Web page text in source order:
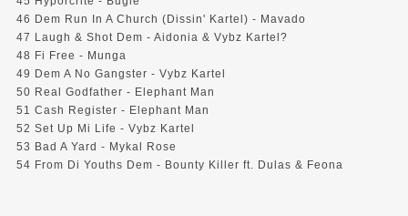
46 Dem Run In A Church (Dissin' Kartel) - Mavado
47 Laugh & Shot Dem - Aidonia & Vybz Kartel?
48 Fi Free - Munga
49 Dem A No Gangster - Vybz Kartel
50 Real Godfather - Elephant Man
51 Cash Register - Elephant Man
52 Set Up Mi Life - Vybz Kartel
53 Bad A Yard - Mykal Rose
54 From Di Youths Dem - Bounty Killer ft. Dulas & Feona